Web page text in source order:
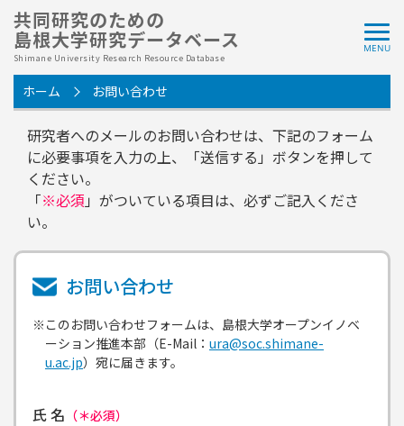
共同研究のための
島根大学研究データベース
Shimane University Research Resource Database
ホーム お問い合わせ
研究者へのメールのお問い合わせは、下記のフォーム
に必要事項を入力の上、「送信する」ボタンを押して
ください。
「※必須 」がついている項目は、必ずご記入くださ
い。
お問い合わせ
※このお問い合わせフォームは、島根大学オープンイノベ
ーション推進本部（E-Mail： ura@soc.shimane-
u.ac.jp）宛に届きます。
氏 名 （＊必須）